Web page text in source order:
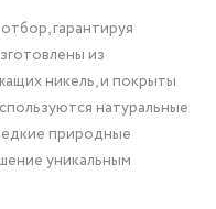
гарантируя
из
никель, и покрыты
натуральные
природные
уникальным